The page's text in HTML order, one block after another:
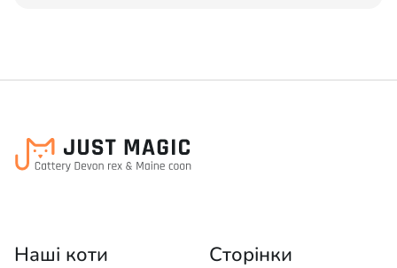
Наші коти Сторінки